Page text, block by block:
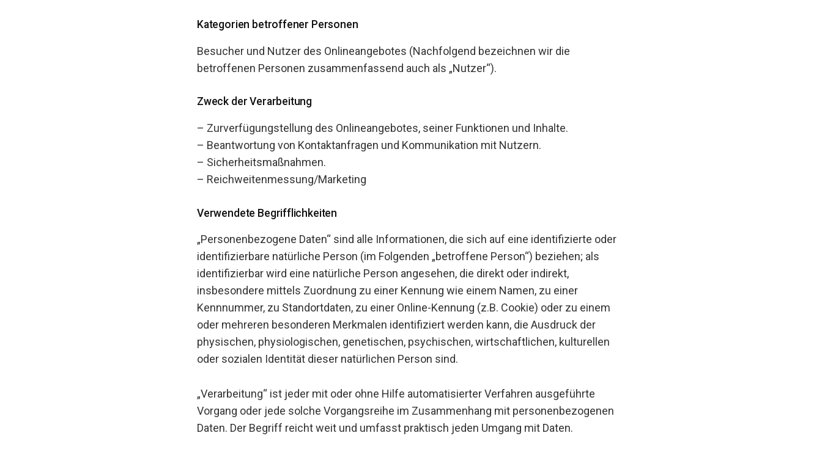
Kategorien betroffener Personen
Besucher und Nutzer des Onlineangebotes (Nachfolgend bezeichnen wir die
betroffenen Personen zusammenfassend auch als „Nutzer“).
Zweck der Verarbeitung
– Zurverfügungstellung des Onlineangebotes, seiner Funktionen und Inhalte.
– Beantwortung von Kontaktanfragen und Kommunikation mit Nutzern.
– Sicherheitsmaßnahmen.
– Reichweitenmessung/Marketing
Verwendete Begrifflichkeiten
„Personenbezogene Daten“ sind alle Informationen, die sich auf eine identifizierte oder
identifizierbare natürliche Person (im Folgenden „betroffene Person“) beziehen; als
identifizierbar wird eine natürliche Person angesehen, die direkt oder indirekt,
insbesondere mittels Zuordnung zu einer Kennung wie einem Namen, zu einer
Kennnummer, zu Standortdaten, zu einer Online-Kennung (z.B. Cookie) oder zu einem
oder mehreren besonderen Merkmalen identifiziert werden kann, die Ausdruck der
physischen, physiologischen, genetischen, psychischen, wirtschaftlichen, kulturellen
oder sozialen Identität dieser natürlichen Person sind.
„Verarbeitung“ ist jeder mit oder ohne Hilfe automatisierter Verfahren ausgeführte
Vorgang oder jede solche Vorgangsreihe im Zusammenhang mit personenbezogenen
Daten. Der Begriff reicht weit und umfasst praktisch jeden Umgang mit Daten.